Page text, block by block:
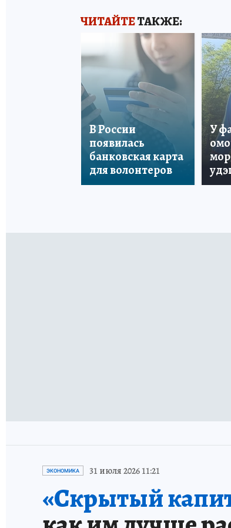
ЧИТАЙТЕТАКЖЕ:
В России
появилась
банковская карта
для волонтеров
У
ЭКОНОМИКА 31 июля 2026 11:21
«Скрытый